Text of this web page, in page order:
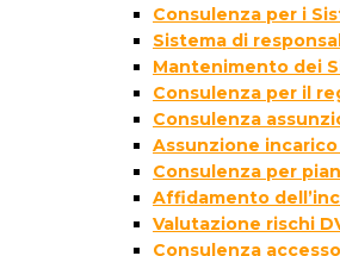
Consulenza per i
Sistema di
Mantenimento dei
Consulenza per il
Consulenza
Assunzione incarico
Consulenza per
Affidamento
Valutazione rischi
Consulenza